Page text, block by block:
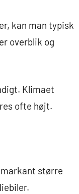
kan man typisk
overblik og
Klimaet
ofte højt.
større